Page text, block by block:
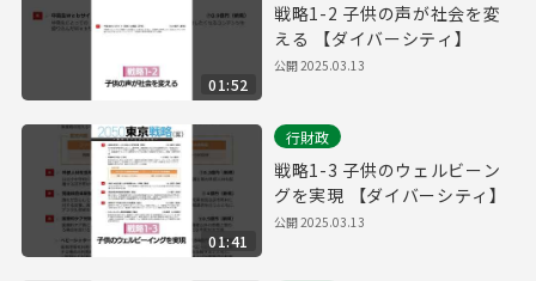
01:52
戦略1-2 子供の声が社会を変
える 【ダイバーシティ】
公開2025.03.13
01:41
行財政
戦略1-3 子供のウェルビーン
グを実現 【ダイバーシティ】
公開2025.03.13